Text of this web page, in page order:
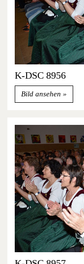
K-DSC 8956
Bild ansehen